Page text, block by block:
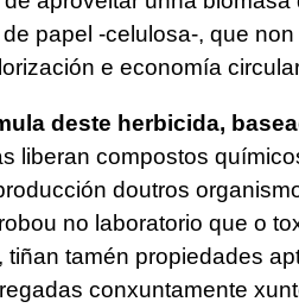
papel -celulosa-, que
e economía
deste herbicida,
liberan compostos
doutros
no laboratorio que o
tiñan tamén propiedades
conxuntamente